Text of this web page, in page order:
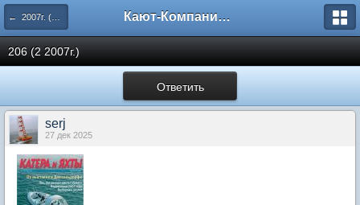
← 2007г. (205-210 номера) Кают-Компания "Катера и Яхты"
206 (2 2007г.)
Ответить
serj
27 дек 2025